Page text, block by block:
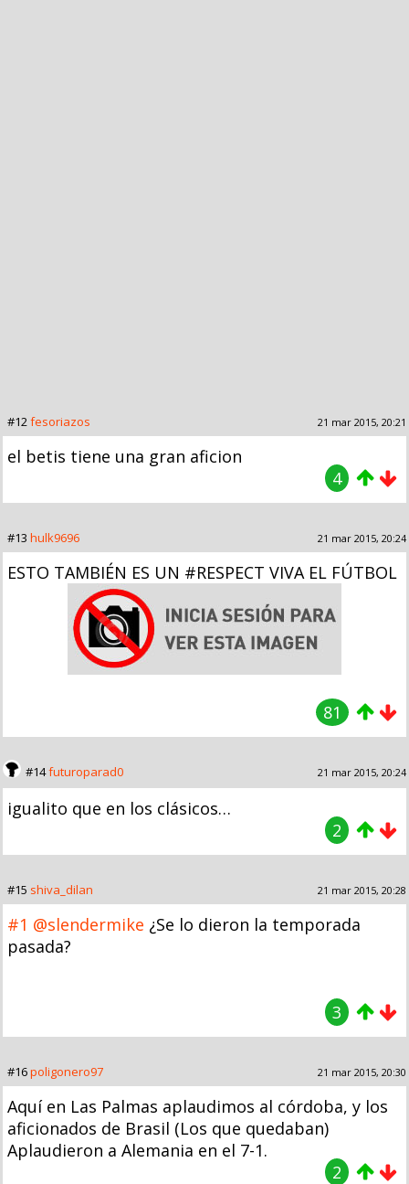
#12fesoriazos 21 mar 2015, 20:21
el betis tiene una gran aficion
4
#13 hulk9696 21 mar 2015, 20:24
ESTO TAMBIÉN ES UN #RESPECT VIVA EL FÚTBOL
81
#14futuroparad0 21 mar 2015, 20:24
igualito que en los clásicos…
2
#15 shiva_dilan 21 mar 2015, 20:28
#1 @slendermike ¿Se lo dieron la temporada
pasada?
3
#16poligonero97 21 mar 2015, 20:30
Aquí en Las Palmas aplaudimos al córdoba, y los
aficionados de Brasil (Los que quedaban)
Aplaudieron a Alemania en el 7-1.
2